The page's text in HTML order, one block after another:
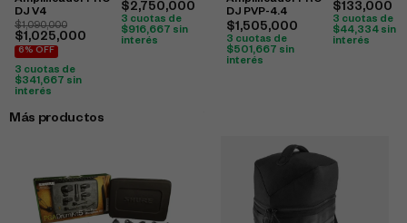
DJ V4
$1,090,000
$1,025,000
6% OFF
3 cuotas de
$341,667 sin
interés
$2,750,000
3 cuotas de
$916,667 sin
interés
DJ PVP-4.4
$1,505,000
3 cuotas de
$501,667 sin
interés
$133,000
3 cuotas de
$44,334sin
interés
Más productos